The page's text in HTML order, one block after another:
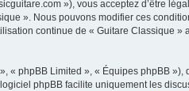
»), vous acceptez d’être
». Nous pouvons modifier ces
continue de « Guitare Classique »
« phpBB Limited », « Équipes phpBB
phpBB facilite uniquement les